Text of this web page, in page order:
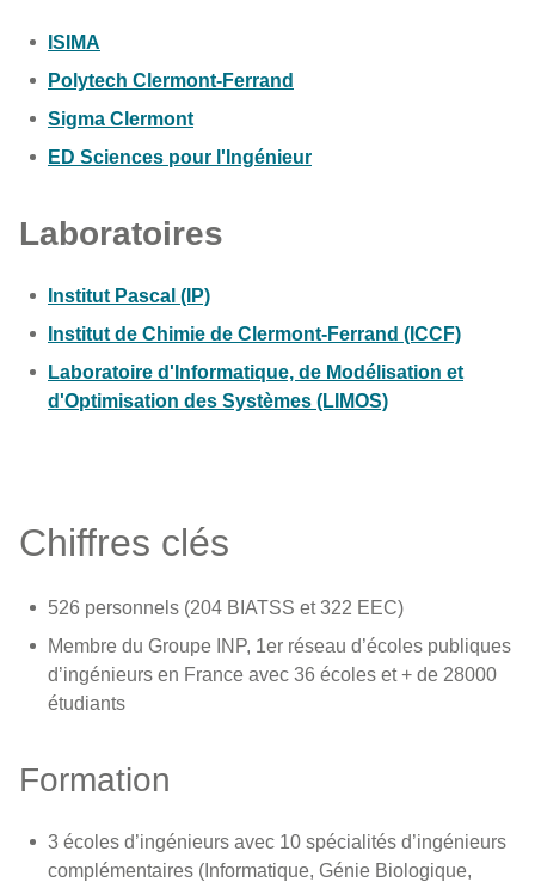
ISIMA
Polytech Clermont-Ferrand
Sigma Clermont
ED Sciences pour l'Ingénieur
Laboratoires
Institut Pascal (IP)
Institut de Chimie de Clermont-Ferrand (ICCF)
Laboratoire d'Informatique, de Modélisation et
d'Optimisation des Systèmes (LIMOS)
Chiffres clés
526 personnels (204 BIATSS et 322 EEC)
Membre du Groupe INP, 1er réseau d’écoles publiques
d’ingénieurs en France avec 36 écoles et + de 28000
étudiants
Formation
3 écoles d’ingénieurs avec 10 spécialités d’ingénieurs
complémentaires (Informatique, Génie Biologique,